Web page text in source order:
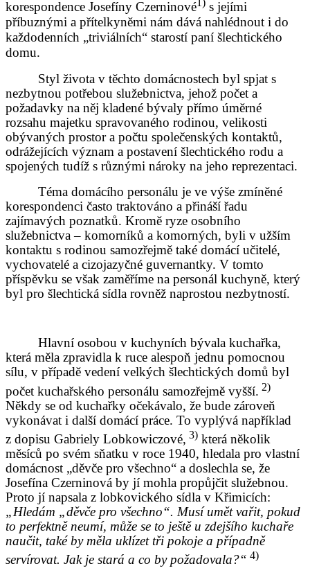
korespondence Josefíny Czerninové1) s jejími
příbuznými a přítelkyněmi nám dává nahlédnout i do
každodenních „triviálních“ starostí paní šlechtického
domu.
Styl života v těchto domácnostech byl spjat s
nezbytnou potřebou služebnictva, jehož počet a
požadavky na něj kladené bývaly přímo úměrné
rozsahu majetku spravovaného rodinou, velikosti
obývaných prostor a počtu společenských kontaktů,
odrážejících význam a postavení šlechtického rodu a
spojených tudíž s různými nároky na jeho reprezentaci.
Téma domácího personálu je ve výše zmíněné
korespondenci často traktováno a přináší řadu
zajímavých poznatků. Kromě ryze osobního
služebnictva – komorníků a komorných, byli v užším
kontaktu s rodinou samozřejmě také domácí učitelé,
vychovatelé a cizojazyčné guvernantky. V tomto
příspěvku se však zaměříme na personál kuchyně, který
byl pro šlechtická sídla rovněž naprostou nezbytností.
Hlavní osobou v kuchyních bývala kuchařka,
která měla zpravidla k ruce alespoň jednu pomocnou
sílu, v případě vedení velkých šlechtických domů byl
počet kuchařského personálu samozřejmě vyšší. 2)
Někdy se od kuchařky očekávalo, že bude zároveň
vykonávat i další domácí práce. To vyplývá například
z dopisu Gabriely Lobkowiczové, 3) která několik
měsíců po svém sňatku v roce 1940, hledala pro vlastní
domácnost „děvče pro všechno“ a doslechla se, že
Josefína Czerninová by jí mohla propůjčit služebnou.
Proto jí napsala z lobkovického sídla v Křimicích:
„Hledám „děvče pro všechno“. Musí umět vařit, pokud
to perfektně neumí, může se to ještě u zdejšího kuchaře
naučit, také by měla uklízet tři pokoje a případně
servírovat. Jak je stará a co by požadovala?“ 4)